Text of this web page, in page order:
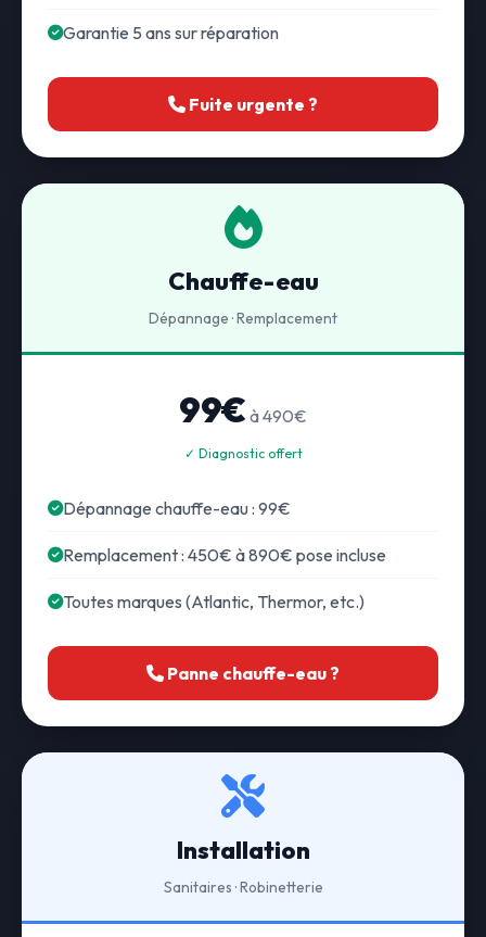
Garantie 5 ans sur réparation
Fuite urgente ?
Chauffe-eau
Dépannage · Remplacement
99€ à 490€
✓ Diagnostic offert
Dépannage chauffe-eau : 99€
Remplacement : 450€ à 890€ pose incluse
Toutes marques (Atlantic, Thermor, etc.)
Panne chauffe-eau ?
Installation
Sanitaires · Robinetterie